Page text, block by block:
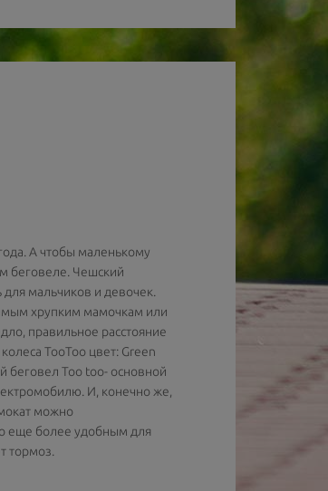
А чтобы маленькому
беговеле. Чешский
мальчиков и девочек.
хрупким мамочкам или
правильное расстояние
TooToo цвет: Green
беговел Too too- основной
И, конечно же,
можно
еще более удобным для
тормоз.